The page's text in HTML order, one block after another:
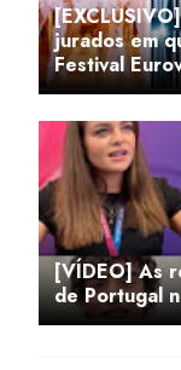
jurados em
Festival
[VÍDEO] As
de Portugal